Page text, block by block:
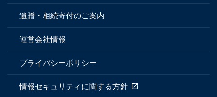
遺贈・相続寄付のご案内
運営会社情報
プライバシーポリシー
情報セキュリティに関する方針